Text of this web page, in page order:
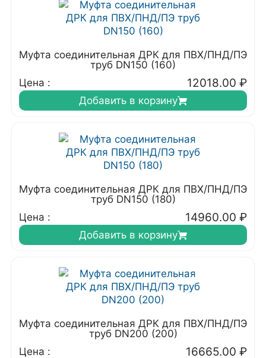
Муфта соединительная ДРК для ПВХ/ПНД/ПЭ
труб DN150 (160)
Цена :
12018.00 ₽
Добавить в корзину
Муфта соединительная ДРК для ПВХ/ПНД/ПЭ
труб DN150 (180)
Цена :
14960.00 ₽
Добавить в корзину
Муфта соединительная ДРК для ПВХ/ПНД/ПЭ
труб DN200 (200)
Цена :
16665.00 ₽